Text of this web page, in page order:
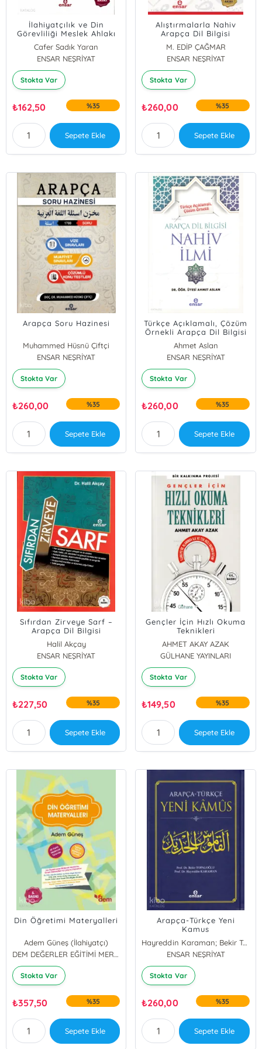
İlahiyatçılık ve Din
Görevliliği Meslek Ahlakı
Cafer Sadık Yaran
ENSAR NEŞRİYAT
Stokta Var
₺162,50 %35
Sepete Ekle
Alıştırmalarla Nahiv
Arapça Dil Bilgisi
M. EDİP ÇAĞMAR
ENSAR NEŞRİYAT
Stokta Var
₺260,00 %35
Sepete Ekle
Arapça Soru Hazinesi
Muhammed Hüsnü Çiftçi
ENSAR NEŞRİYAT
Stokta Var
₺260,00 %35
Sepete Ekle
Türkçe Açıklamalı, Çözüm
Örnekli Arapça Dil Bilgisi
Nahiv İlmi
Ahmet Aslan
ENSAR NEŞRİYAT
Stokta Var
₺260,00 %35
Sepete Ekle
Sıfırdan Zirveye Sarf –
Arapça Dil Bilgisi
Halil Akçay
ENSAR NEŞRİYAT
Stokta Var
₺227,50 %35
Sepete Ekle
Gençler İçin Hızlı Okuma
Teknikleri
AHMET AKAY AZAK
GÜLHANE YAYINLARI
Stokta Var
₺149,50 %35
Sepete Ekle
Din Öğretimi Materyalleri
Adem Güneş (İlahiyatçı)
DEM DEĞERLER EĞİTİMİ MERKEZİ YAYINLARI
Stokta Var
₺357,50 %35
Sepete Ekle
Arapça-Türkçe Yeni
Kamus
Hayreddin Karaman; Bekir Topaloğlu
ENSAR NEŞRİYAT
Stokta Var
₺260,00 %35
Sepete Ekle